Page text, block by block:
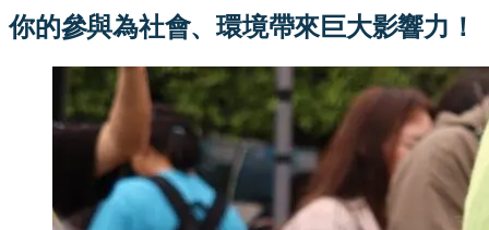
你的參與為社會、環境帶來巨大影響力！